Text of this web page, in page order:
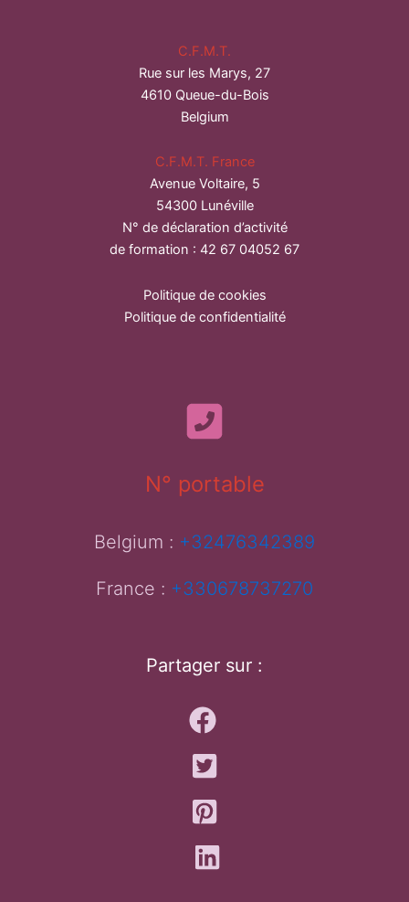
C.F.M.T.
Rue sur les Marys, 27
4610 Queue-du-Bois
Belgium
C.F.M.T. France
Avenue Voltaire, 5
54300 Lunéville
N° de déclaration d’activité
de formation : 42 67 04052 67
Politique de cookies
Politique de confidentialité
N° portable
Belgium : +32476342389
France : +330678737270
Partager sur :